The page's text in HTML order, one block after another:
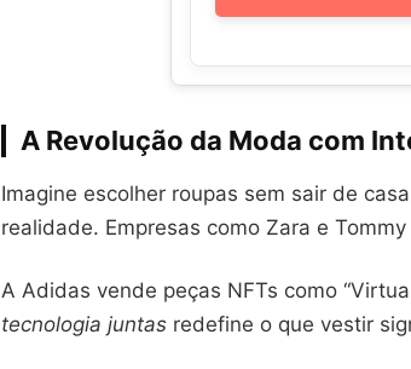
A Revolução da Moda com
Imagine escolher roupas sem sair de
realidade. Empresas como Zara e
A Adidas vende peças NFTs como
tecnologia juntas redefine o que vestir